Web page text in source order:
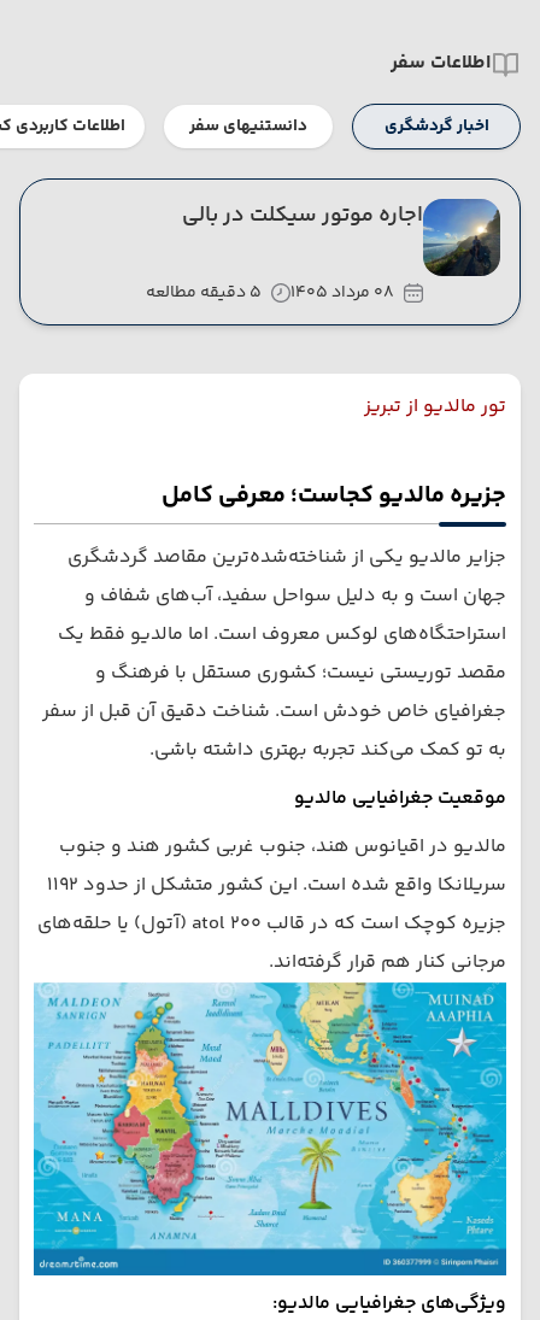
اطلاعات سفر
اخبار گردشگری دانستنیهای سفر اطلاعات کاربردی
اجاره موتور سیکلت در بالی
08 مرداد 1405 5 دقیقه مطالعه
تور مالدیو از تبریز
جزیره مالدیو کجاست؛ معرفی کامل
جزایر مالدیو یکی از شناخته‌شده‌ترین مقاصد گردشگری
جهان است و به دلیل سواحل سفید، آب‌های شفاف و
استراحتگاه‌های لوکس معروف است. اما مالدیو فقط یک
مقصد توریستی نیست؛ کشوری مستقل با فرهنگ و
جغرافیای خاص خودش است. شناخت دقیق آن قبل از سفر
به تو کمک می‌کند تجربه بهتری داشته باشی.
موقعیت جغرافیایی مالدیو
مالدیو در اقیانوس هند، جنوب غربی کشور هند و جنوب
سریلانکا واقع شده است. این کشور متشکل از حدود ۱۱۹۲
جزیره کوچک است که در قالب ۲۰۰ atol (آتول) یا حلقه‌های
مرجانی کنار هم قرار گرفته‌اند.
ویژگی‌های جغرافیایی مالدیو: